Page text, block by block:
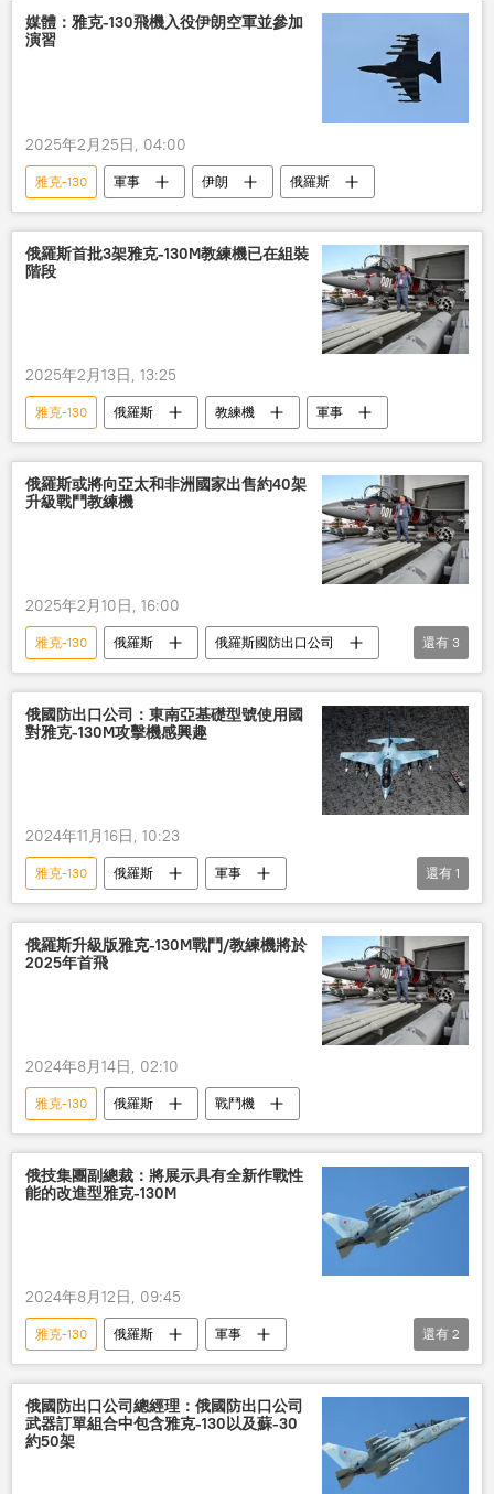
媒體：雅克-130飛機入役伊朗空軍並參加
演習
2025年2月25日, 04:00
雅克-130 軍事 伊朗 俄羅斯
俄羅斯首批3架雅克-130M教練機已在組裝
階段
2025年2月13日, 13:25
雅克-130 俄羅斯 教練機 軍事
俄羅斯或將向亞太和非洲國家出售約40架
升級戰鬥教練機
2025年2月10日, 16:00
雅克-130 俄羅斯
俄羅斯國防出口公司
航展
升級 改造
還有 3
俄國防出口公司：東南亞基礎型號使用國
對雅克-130M攻擊機感興趣
2024年11月16日, 10:23
雅克-130 俄羅斯
軍事
俄羅斯國防出口公司
還有 1
俄羅斯升級版雅克-130M戰鬥/教練機將於
2025年首飛
2024年8月14日, 02:10
雅克-130 俄羅斯 戰鬥機
俄技集團副總裁：將展示具有全新作戰性
能的改進型雅克-130M
2024年8月12日, 09:45
雅克-130 俄羅斯
軍事
俄國家技術集團
改進
還有 2
俄國防出口公司總經理：俄國防出口公司
武器訂單組合中包含雅克-130以及蘇-30
約50架